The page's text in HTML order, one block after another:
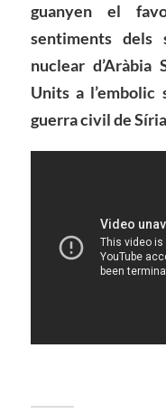
guanyen el
sentiments dels
nuclear d’Aràbia
Units a l’embolic
guerra civil de